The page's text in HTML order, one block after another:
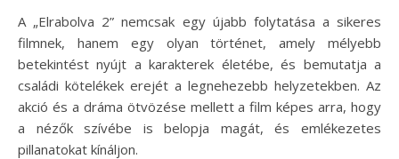
A „Elrabolva 2” nemcsak egy újabb folytatása a sikeres
filmnek, hanem egy olyan történet, amely mélyebb
betekintést nyújt a karakterek életébe, és bemutatja a
családi kötelékek erejét a legnehezebb helyzetekben. Az
akció és a dráma ötvözése mellett a film képes arra, hogy
a nézők szívébe is belopja magát, és emlékezetes
pillanatokat kínáljon.